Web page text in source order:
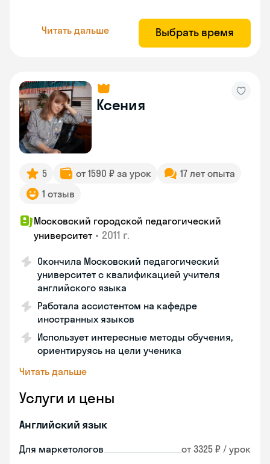
Читать дальше Выбрать время
Ксения
5 от 1590 ₽ за урок
17 лет опыта
1 отзыв
Московский городской педагогический
университет • 2011 г.
Окончила Московский педагогический
университет с квалификацией учителя
английского языка
Работала ассистентом на кафедре
иностранных языков
Использует интересные методы обучения,
ориентируясь на цели ученика
Читать дальше
Услуги и цены
Английский язык
Для маркетологов от 3325 ₽ / урок